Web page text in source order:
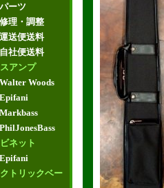
パーツ
修理・調整
運送便送料
自社便送料
アンプ
Walter Woods
Epifani
Markbass
PhilJonesBass
ネット
Epifani
トリックベー